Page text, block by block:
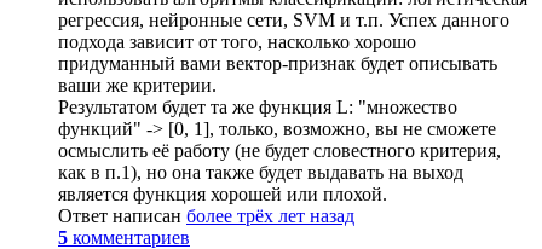
регрессия, нейронные сети, SVM и т.п. Успех данного
подхода зависит от того, насколько хорошо
придуманный вами вектор-признак будет описывать
ваши же критерии.
Результатом будет та же функция L: "множество
функций" -> [0, 1], только, возможно, вы не сможете
осмыслить её работу (не будет словестного критерия,
как в п.1), но она также будет выдавать на выход
является функция хорошей или плохой.
Ответ написан более трёх лет назад
5 комментариев